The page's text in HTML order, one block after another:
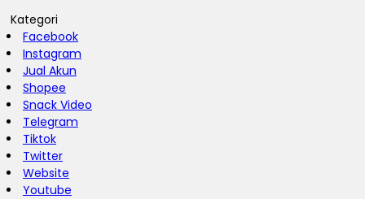
Kategori
Facebook
Instagram
Jual Akun
Shopee
Snack Video
Telegram
Tiktok
Twitter
Website
Youtube